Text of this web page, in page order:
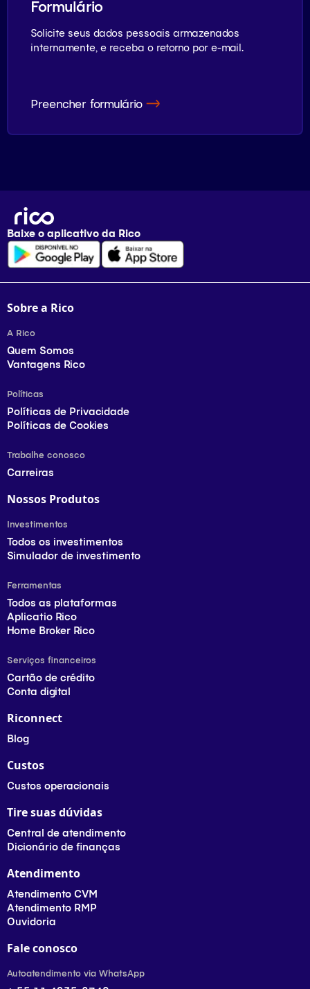
Formulário
Solicite seus dados pessoais armazenados
internamente, e receba o retorno por e-mail.
Preencher formulário
Baixe o aplicativo da Rico
Sobre a Rico
A Rico
Quem Somos
Vantagens Rico
Políticas
Políticas de Privacidade
Políticas de Cookies
Trabalhe conosco
Carreiras
Nossos Produtos
Investimentos
Todos os investimentos
Simulador de investimento
Ferramentas
Todos as plataformas
Aplicatio Rico
Home Broker Rico
Serviços financeiros
Cartão de crédito
Conta digital
Riconnect
Blog
Custos
Custos operacionais
Tire suas dúvidas
Central de atendimento
Dicionário de finanças
Atendimento
Atendimento CVM
Atendimento RMP
Ouvidoria
Fale conosco
Autoatendimento via WhatsApp